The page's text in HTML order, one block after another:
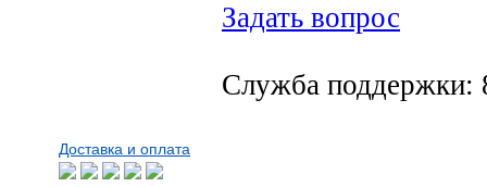
Задать вопрос
Служба поддержки:
Доставка и оплата